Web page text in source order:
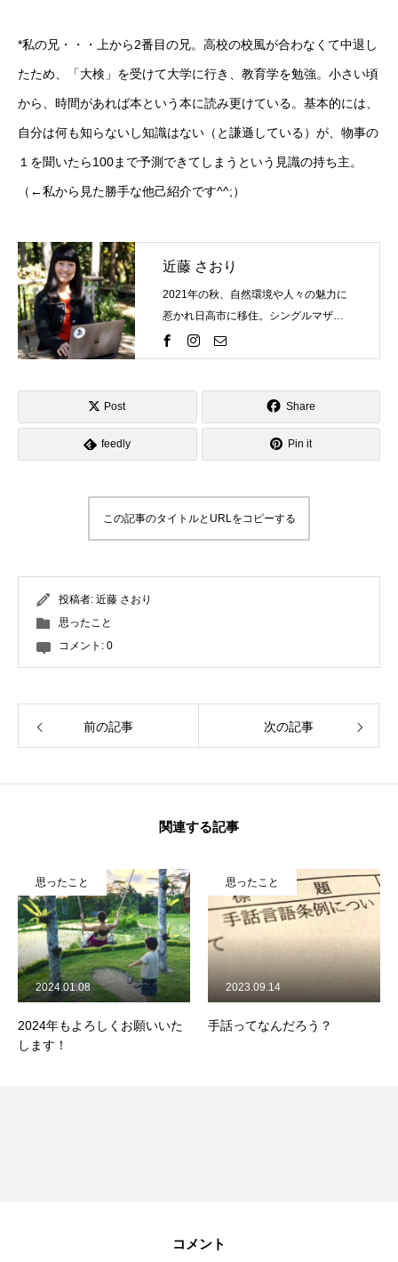
*私の兄・・・上から2番目の兄。高校の校風が合わなくて中退し
たため、「大検」を受けて大学に行き、教育学を勉強。小さい頃
から、時間があれば本という本に読み更けている。基本的には、
自分は何も知らないし知識はない（と謙遜している）が、物事の
１を聞いたら100まで予測できてしまうという見識の持ち主。
（←私から見た勝手な他己紹介です^^;）
近藤 さおり
2021年の秋、自然環境や人々の魅力に
惹かれ日高市に移住。シングルマザー
として子供を育てながら市議会議員と
コンサルティング会社を経営。
Post Share
feedly Pin it
この記事のタイトルとURLをコピーする
投稿者: 近藤 さおり
思ったこと
コメント: 0
前の記事 次の記事
関連する記事
思ったこと
2024年もよろしくお願いいた
します！
2024.01.08
思ったこと
手話ってなんだろう？
2023.09.14
コメント